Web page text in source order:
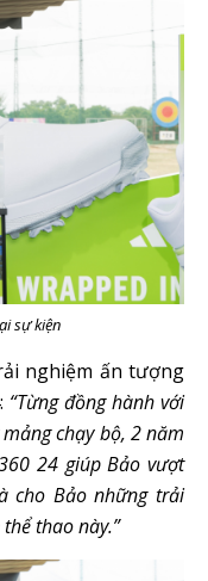
sự kiện
nghiệm ấn tượng
“Từng đồng hành với
chạy bộ, 2 năm
24 giúp Bảo vượt
cho Bảo những trải
thao này.”